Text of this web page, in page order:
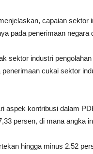
capaian
pada penerimaan
sektor industri
cukai sektor
aspek kontribusi dalam
persen, di mana angka
hingga minus 2.52